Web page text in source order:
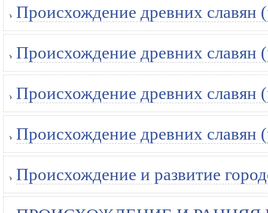
Происхождение древних славян
Происхождение древних славян
Происхождение древних славян
Происхождение древних славян
Происхождение и развитие